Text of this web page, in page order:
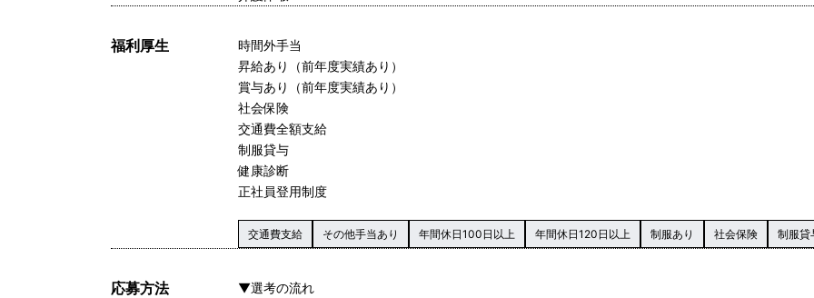
福利厚生
時間外手当
昇給あり（前年度実績あり）
賞与あり（前年度実績あり）
社会保険
交通費全額支給
制服貸与
健康診断
正社員登用制度
交通費支給 その他手当あり 年間休日100日以上 年間休日120日以上 制服あり 社会保険 制服貸
応募方法
▼選考の流れ